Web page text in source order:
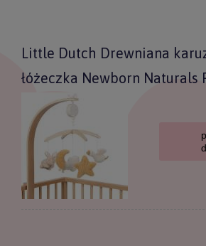
Little Dutch Drewniana
łóżeczka Newborn Naturals